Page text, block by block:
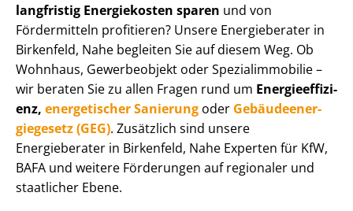
langfristig Energiekosten sparen und von
Fördermitteln profitieren? Unsere Energieberater in
Birkenfeld, Nahe begleiten Sie auf diesem Weg. Ob
Wohnhaus, Gewerbeobjekt oder Spe­zi­al­im­mo­bi­lie –
wir beraten Sie zu allen Fragen rund um En­er­gie­ef­fi­zi­
enz, energetischer Sanierung oder Ge­bäu­de­en­er­
gie­ge­setz (GEG). Zusätzlich sind unsere
Energieberater in Birkenfeld, Nahe Experten für KfW,
BAFA und weitere Förderungen auf regionaler und
staatlicher Ebene.